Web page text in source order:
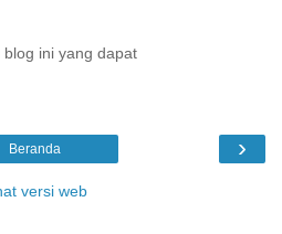
ini yang dapat
›
Beranda
versi web